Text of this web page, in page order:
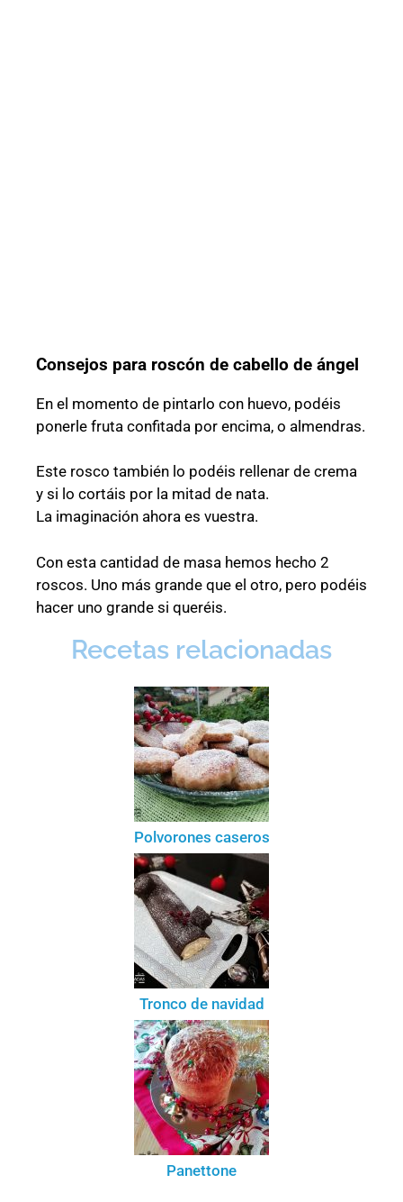
Consejos para roscón de cabello de ángel
En el momento de pintarlo con huevo, podéis
ponerle fruta confitada por encima, o almendras.
Este rosco también lo podéis rellenar de crema
y si lo cortáis por la mitad de nata.
La imaginación ahora es vuestra.
Con esta cantidad de masa hemos hecho 2
roscos. Uno más grande que el otro, pero podéis
hacer uno grande si queréis.
Recetas relacionadas
Polvorones caseros
Tronco de navidad
Panettone